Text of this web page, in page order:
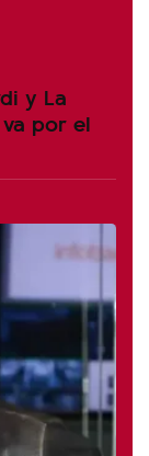
y La
por el